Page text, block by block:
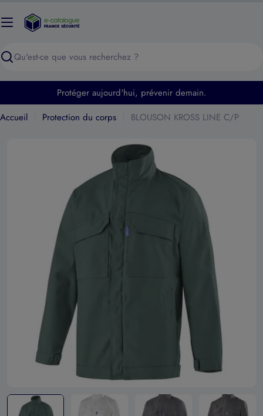
au
Recherche
Protéger aujourd'hui, prévenir demain.
Accueil
Protection du corps BLOUSON KROSS LINE C/P
Ouvrir le média 0 en mode modal